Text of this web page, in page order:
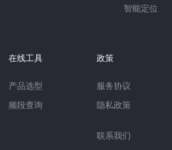
智能定位
在线工具
产品选型
频段查询
政策
服务协议
隐私政策
联系我们